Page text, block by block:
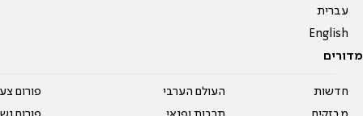
עברית
English
מדורים
חדשות
העולם הערבי
פורום